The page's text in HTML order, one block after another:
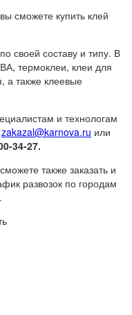
сможете купить клей
своей составу и типу. В
термоклеи, клеи для
а также клеевые
и технологам
zakazal@karnova.ru или
34-27.
также заказать и
развозок по городам
.